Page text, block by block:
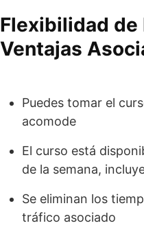
Flexibilidad de
Ventajas
Puedes tomar el
acomode
El curso está
de la semana,
Se eliminan los
tráfico asociado